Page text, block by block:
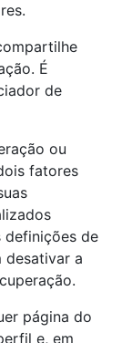
É
de
ou
fatores
definições de
desativar a
página do
e, em